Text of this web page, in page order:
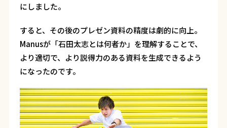
にしました。
すると、その後のプレゼン資料の精度は劇的に向上。
Manusが「石田太志とは何者か」を理解することで、
より適切で、より説得力のある資料を生成できるよう
になったのです。